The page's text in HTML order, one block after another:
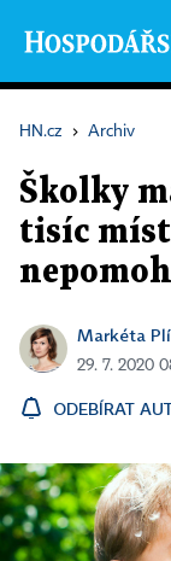
HN.cz › Archiv
Školky
tisíc
Markéta
29. 7. 2020
ODEBÍRAT